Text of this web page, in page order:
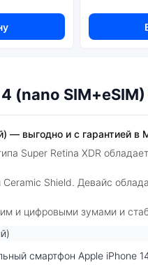
(nano
— выгодно и с гарантией в
Super Retina XDR
Shield. Девайс
и цифровыми зумами и